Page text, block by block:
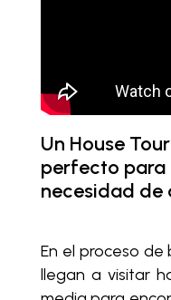
Un House
perfecto para
necesidad de
En el proceso
llegan a visitar